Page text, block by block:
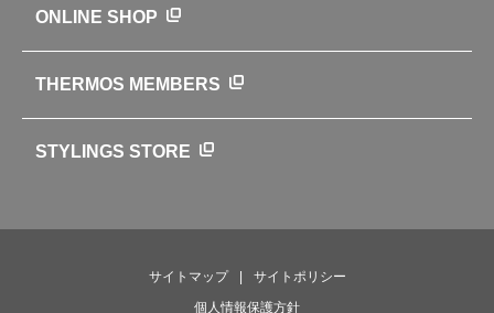
クラブサーモス
WEBマガジン
お弁当にエールを込めて
ONLINE SHOP
THERMOS MEMBERS
STYLINGS STORE
サイトマップ
サイトポリシー
個人情報保護方針